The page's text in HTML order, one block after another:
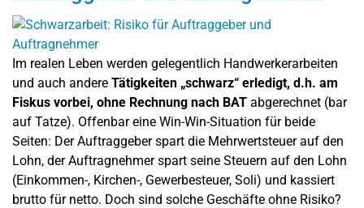
Im realen Leben werden gelegentlich Handwerkerarbeiten
und auch andere Tätigkeiten „schwarz“ erledigt, d.h. am
Fiskus vorbei, ohne Rechnung nach BAT abgerechnet (bar
auf Tatze). Offenbar eine Win-Win-Situation für beide
Seiten: Der Auftraggeber spart die Mehrwertsteuer auf den
Lohn, der Auftragnehmer spart seine Steuern auf den Lohn
(Einkommen-, Kirchen-, Gewerbesteuer, Soli) und kassiert
brutto für netto. Doch sind solche Geschäfte ohne Risiko?